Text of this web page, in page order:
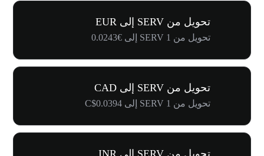
تحويل من SERV إلى EUR
تحويل من 1 SERV إلى €0.0243
تحويل من SERV إلى CAD
تحويل من 1 SERV إلى C$0.0394
تحويل من SERV إلى INR